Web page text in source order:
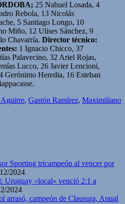
25 Nahuel Losada, 4
Rebola, 13 Nicolás
5 Santiago Longo, 10
Miño, 12 Ulises Sánchez, 9
Chavarría. Director técnico:
1 Ignacio Chicco, 37
Palavecino, 32 Ariel Rojas,
Lucco, 26 Javier Lencioni,
Gerónimo Heredia, 16 Esteban
, Gastón Ramírez, Maximiliano
Sporting tricampeón al vencer por
2024
Uruguay «local» venció 2:1 a
2024
arrasó, campeón de Clausura, Anual